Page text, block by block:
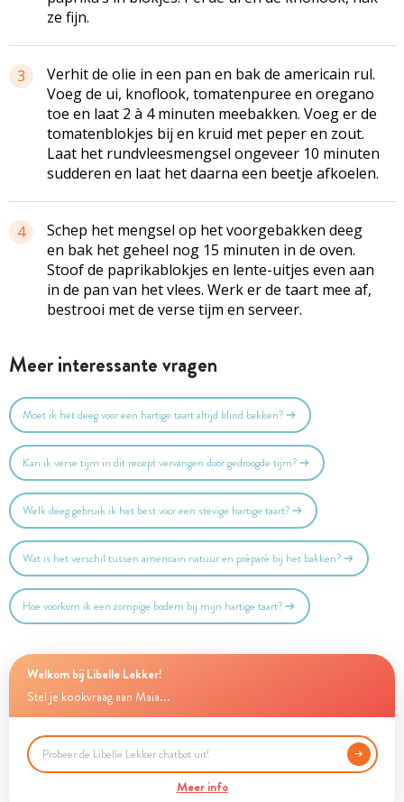
ze fijn.
3
Verhit de olie in een pan en bak de americain rul.
Voeg de ui, knoflook, tomatenpuree en oregano
toe en laat 2 à 4 minuten meebakken. Voeg er de
tomatenblokjes bij en kruid met peper en zout.
Laat het rundvleesmengsel ongeveer 10 minuten
sudderen en laat het daarna een beetje afkoelen.
4
Schep het mengsel op het voorgebakken deeg
en bak het geheel nog 15 minuten in de oven.
Stoof de paprikablokjes en lente-uitjes even aan
in de pan van het vlees. Werk er de taart mee af,
bestrooi met de verse tijm en serveer.
Meer interessante vragen
Moet ik het deeg voor een hartige taart altijd blind bakken?
Kan ik verse tijm in dit recept vervangen door gedroogde tijm?
Welk deeg gebruik ik het best voor een stevige hartige taart?
Wat is het verschil tussen americain natuur en préparé bij het bakken?
Hoe voorkom ik een zompige bodem bij mijn hartige taart?
Welkom bij Libelle Lekker!
Stel je kookvraag aan Maia...
Meer info